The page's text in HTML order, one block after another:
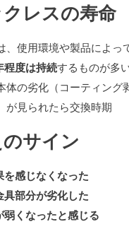
レスの寿命
、使用環境や製品によっ
程度は持続するものが多
体の劣化（コーティング
が見られたら交換時期
サイン
を感じなくなった
具部分が劣化した
弱くなったと感じる